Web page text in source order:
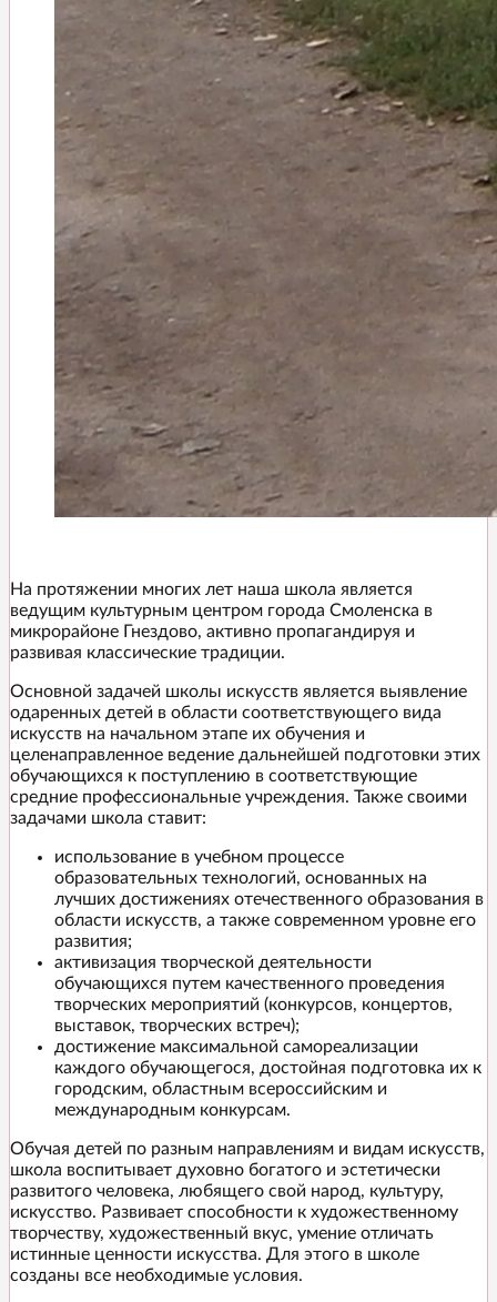
На протяжении многих лет наша школа является
ведущим культурным центром города Смоленска в
микрорайоне Гнездово, активно пропагандируя и
развивая классические традиции.
Основной задачей школы искусств является выявление
одаренных детей в области соответствующего вида
искусств на начальном этапе их обучения и
целенаправленное ведение дальнейшей подготовки этих
обучающихся к поступлению в соответствующие
средние профессиональные учреждения. Также своими
задачами школа ставит:
использование в учебном процессе
образовательных технологий, основанных на
лучших достижениях отечественного образования в
области искусств, а также современном уровне его
развития;
активизация творческой деятельности
обучающихся путем качественного проведения
творческих мероприятий (конкурсов, концертов,
выставок, творческих встреч);
достижение максимальной самореализации
каждого обучающегося, достойная подготовка их к
городским, областным всероссийским и
международным конкурсам.
Обучая детей по разным направлениям и видам искусств,
школа воспитывает духовно богатого и эстетически
развитого человека, любящего свой народ, культуру,
искусство. Развивает способности к художественному
творчеству, художественный вкус, умение отличать
истинные ценности искусства. Для этого в школе
созданы все необходимые условия.